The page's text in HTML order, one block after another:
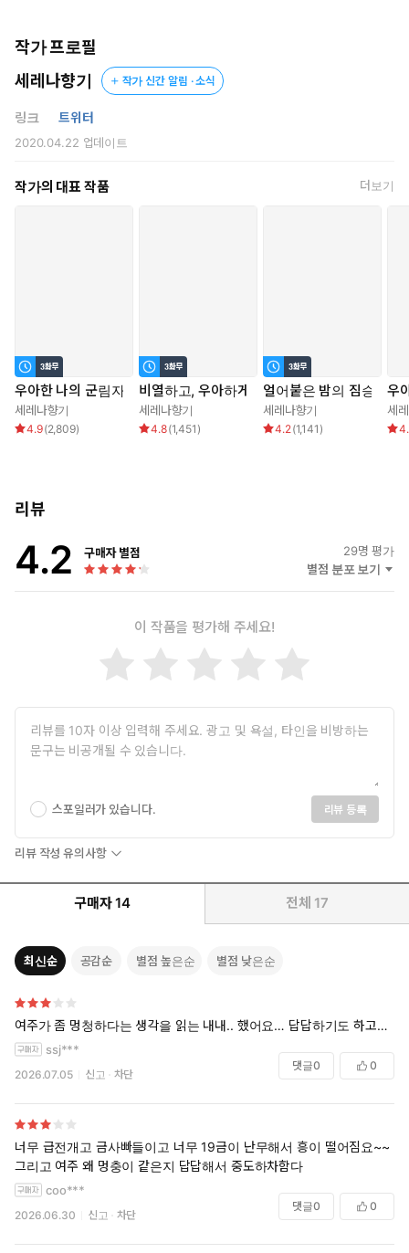
* * *
평화의 상징으로 결혼한 두 사람은 후계자를 바라는 감시의 눈 속
에서 다정한 부부의 모습을 기대받게 되는데.
어찌된 일인지 무도하다고 알려진 총사령관 출신의 남편이 지나치
게 적극적이다.
“미친 거예요? 어딜 만지는 거예요?”
금고 휘어졌다.
“이건…… 연기잖아요.”
“그럼 더 그럴듯해야지. 토라진 것도 예쁘지만 몸에 힘부터 빼.”
“고작 키스 따위에 안 죽어.”
작가 프로필
세레나향기
작가 신간 알림 · 소식
링크 트위터
2020.04.22 업데이트
작가의 대표 작품 더보기
우아한 나의 군림자
세레나향기
4.9(2,809)
비열하고, 우아하게
세레나향기
4.8(1,451 )
얼어붙은 밤의 짐승
세레나향기
4.2(1,141 )
우
세
리뷰
4.2 구매자 별점 29명 평가
별점 분포 보기
이 작품을 평가해 주세요!
스포일러가 있습니다. 리뷰 등록
리뷰 작성 유의사항
구매자 14 전체 17
최신순 공감순 별점 높은순 별점 낮은순
여주가 좀 멍청하다는 생각을 읽는 내내.. 했어요… 답답하기도 하고…
ssj***
2026.07.05 신고 차단
댓글0 0
너무 급전개고 금사빠들이고 너무 19금이 난무해서 흥이 떨어짐요~~
그리고 여주 왜 멍충이 같은지 답답해서 중도하차함다
coo***
2026.06.30 신고 차단
댓글0 0